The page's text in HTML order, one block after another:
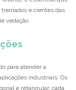
e cientes das
vedação.
para atender a
industriais. Os
e retangular, cada